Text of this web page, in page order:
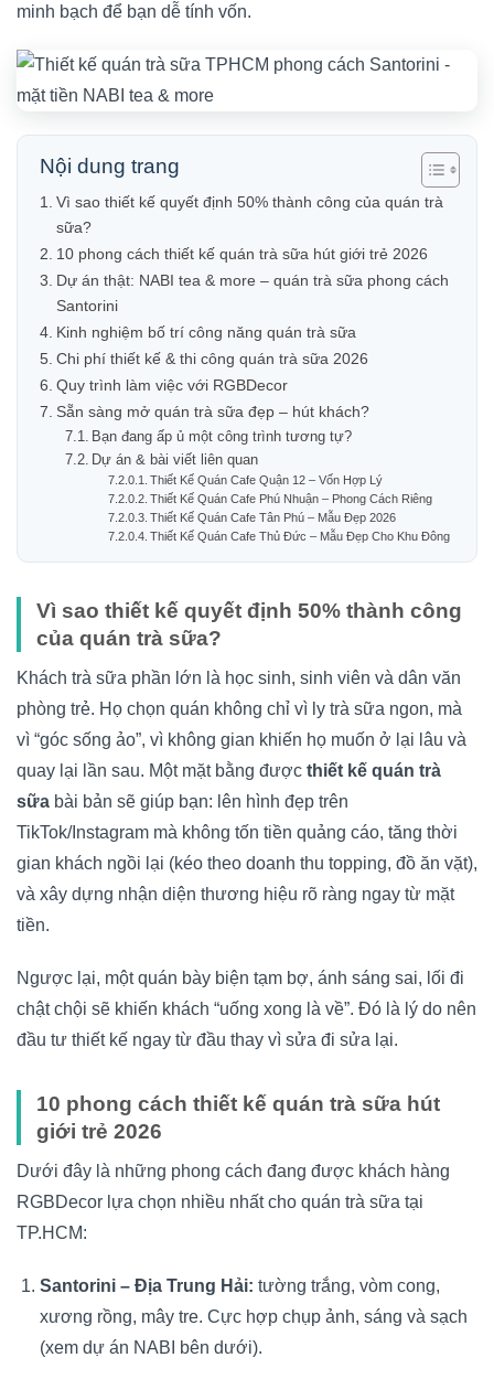
minh bạch để bạn dễ tính vốn.
Nội dung trang
Vì sao thiết kế quyết định 50% thành công của quán trà
sữa?
10 phong cách thiết kế quán trà sữa hút giới trẻ 2026
Dự án thật: NABI tea & more – quán trà sữa phong cách
Santorini
Kinh nghiệm bố trí công năng quán trà sữa
Chi phí thiết kế & thi công quán trà sữa 2026
Quy trình làm việc với RGBDecor
Sẵn sàng mở quán trà sữa đẹp – hút khách?
Bạn đang ấp ủ một công trình tương tự?
Dự án & bài viết liên quan
Thiết Kế Quán Cafe Quận 12 – Vốn Hợp Lý
Thiết Kế Quán Cafe Phú Nhuận – Phong Cách Riêng
Thiết Kế Quán Cafe Tân Phú – Mẫu Đẹp 2026
Thiết Kế Quán Cafe Thủ Đức – Mẫu Đẹp Cho Khu Đông
Vì sao thiết kế quyết định 50% thành công
của quán trà sữa?
Khách trà sữa phần lớn là học sinh, sinh viên và dân văn
phòng trẻ. Họ chọn quán không chỉ vì ly trà sữa ngon, mà
vì “góc sống ảo”, vì không gian khiến họ muốn ở lại lâu và
quay lại lần sau. Một mặt bằng được thiết kế quán trà
sữa bài bản sẽ giúp bạn: lên hình đẹp trên
TikTok/Instagram mà không tốn tiền quảng cáo, tăng thời
gian khách ngồi lại (kéo theo doanh thu topping, đồ ăn vặt),
và xây dựng nhận diện thương hiệu rõ ràng ngay từ mặt
tiền.
Ngược lại, một quán bày biện tạm bợ, ánh sáng sai, lối đi
chật chội sẽ khiến khách “uống xong là về”. Đó là lý do nên
đầu tư thiết kế ngay từ đầu thay vì sửa đi sửa lại.
10 phong cách thiết kế quán trà sữa hút
giới trẻ 2026
Dưới đây là những phong cách đang được khách hàng
RGBDecor lựa chọn nhiều nhất cho quán trà sữa tại
TP.HCM:
Santorini – Địa Trung Hải: tường trắng, vòm cong,
xương rồng, mây tre. Cực hợp chụp ảnh, sáng và sạch
(xem dự án NABI bên dưới).